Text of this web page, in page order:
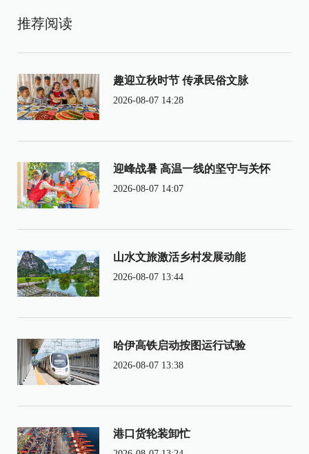
推荐阅读
趣迎立秋时节 传承民俗文脉
2026-08-07 14:28
迎峰战暑 高温一线的坚守与关怀
2026-08-07 14:07
山水文旅激活乡村发展动能
2026-08-07 13:44
哈伊高铁启动按图运行试验
2026-08-07 13:38
港口货轮装卸忙